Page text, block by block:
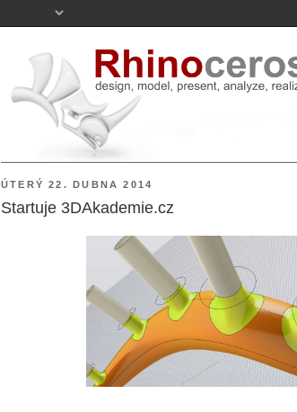
ÚTERÝ 22. DUBNA 2014
Startuje 3DAkademie.cz